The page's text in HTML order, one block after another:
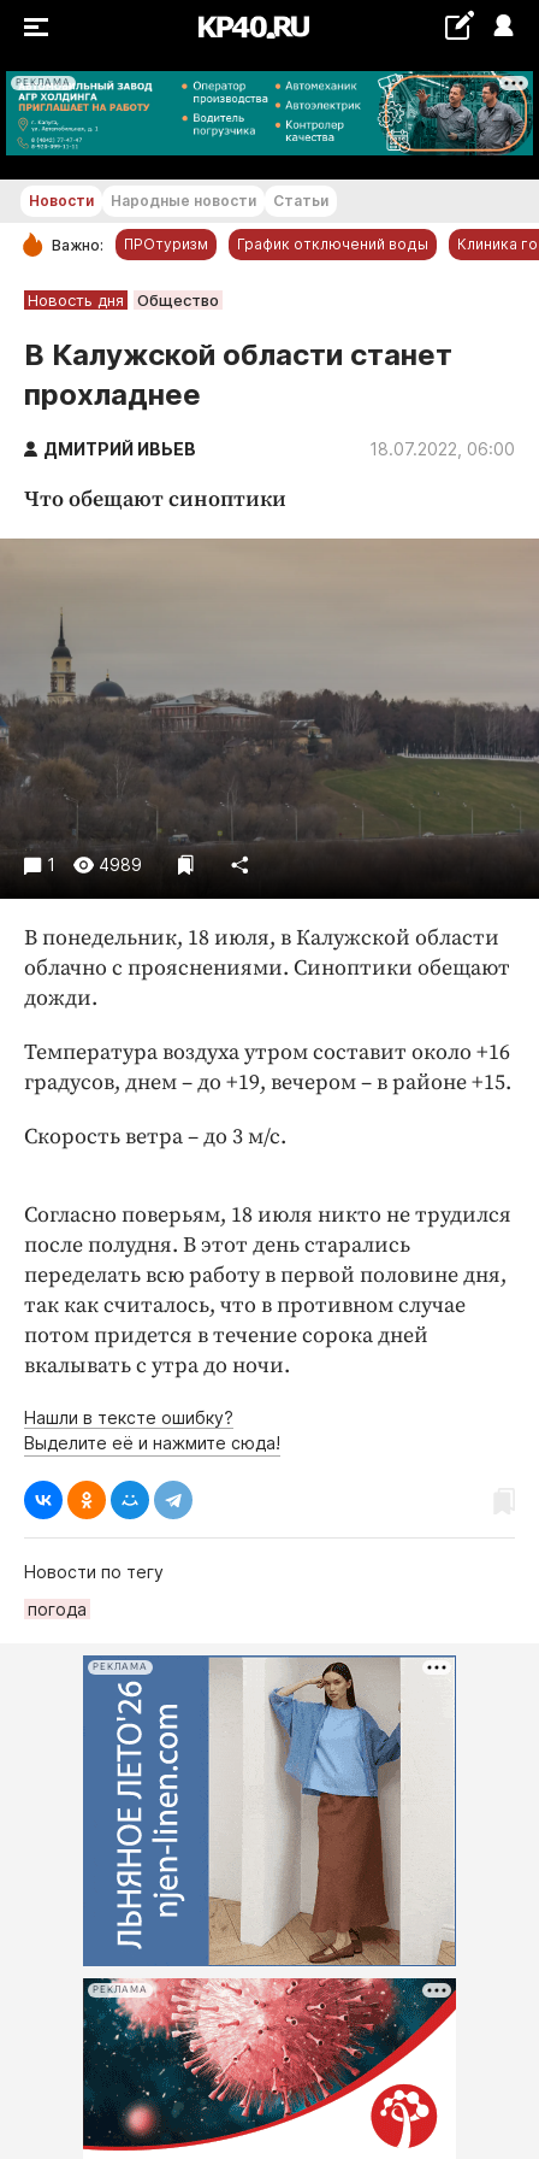
РЕКЛАМА
+19...+20 °С
РУБРИКИ
Новости компаний
Статьи
Народные новости
Авто и транспорт
Образование
Общество
Праздники
Происшествия
Спорт
Экономика и бизнес
ПРОЕКТЫ
Блоги
Издания
Медиаперсона
Интересное чтиво
Новости Народные новости Статьи
Важно: ПРОтуризм График отключений воды Клиника
Новость дня Общество
В Калужской области станет
прохладнее
ДМИТРИЙ ИВЬЕВ 18.07.2022, 06:00
Что обещают синоптики
1 4989
В понедельник, 18 июля, в Калужской области
облачно с прояснениями. Синоптики обещают
дожди.
Температура воздуха утром составит около +16
градусов, днем – до +19, вечером – в районе +15.
Скорость ветра – до 3 м/с.
Согласно поверьям, 18 июля никто не трудился
после полудня. В этот день старались
переделать всю работу в первой половине дня,
так как считалось, что в противном случае
потом придется в течение сорока дней
вкалывать с утра до ночи.
Нашли в тексте ошибку?
Выделите её и нажмите сюда!
Новости по тегу
погода
РЕКЛАМА
РЕКЛАМА